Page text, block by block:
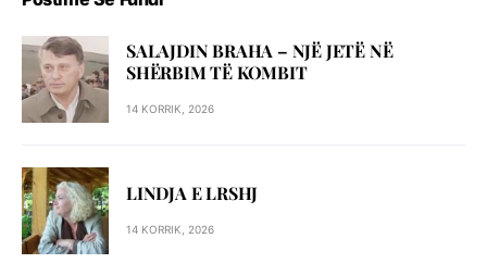
SALAJDIN BRAHA – NJЁ JETЁ NЁ
SHЁRBIM TЁ KOMBIT
14 KORRIK, 2026
LINDJA E LRSHJ
14 KORRIK, 2026